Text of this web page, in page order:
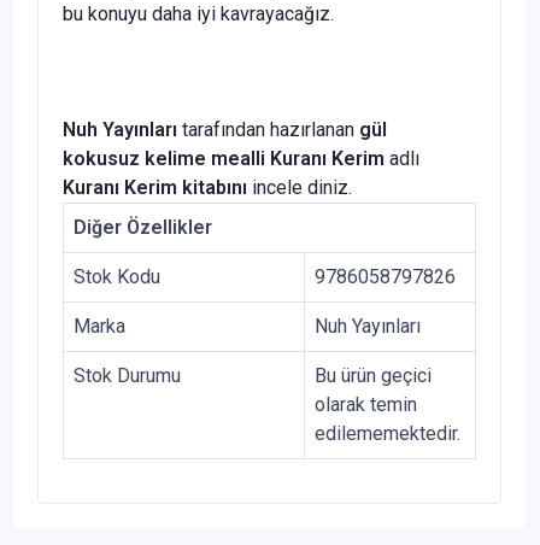
bu konuyu daha iyi kavrayacağız.
Nuh Yayınları tarafından hazırlanan gül
kokusuz kelime mealli Kuranı Kerim adlı
Kuranı Kerim kitabını incele diniz.
Diğer Özellikler
Stok Kodu 9786058797826
Marka Nuh Yayınları
Stok Durumu
Bu ürün geçici
olarak temin
edilememektedir.